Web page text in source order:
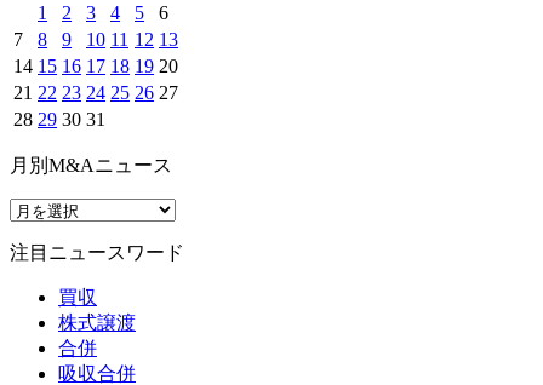
1
2 3 4 5
6
7
8 9 10 11 12 13
14 15 16 17 18 19 20
21 22 23 24 25 26 27
28 29 30 31
月別M&Aニュース
注目ニュースワード
買収
株式譲渡
合併
吸収合併